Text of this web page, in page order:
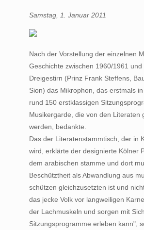
Samstag, 1. Januar 2011
Nach der Vorstellung der einzelnen
Geschichte zwischen 1960/1961
Dreigestirn (Prinz Frank Steffens,
Sion) das Mikrophon, das erstmals
rund 150 erstklassigen
Musikergarde, die von den Literaten
werden, bedankte.
Das der Literatenstammtisch, der in
wird, erklärte der designierte Kölner
dem arabischen stamme und dort
Beschütztheit als Abwandlung aus
schützen gleichzusetzten ist und
das jecke Volk vor langweiligen
der Lachmuskeln und sorgen mit
Sitzungsprogramme erleben kann",